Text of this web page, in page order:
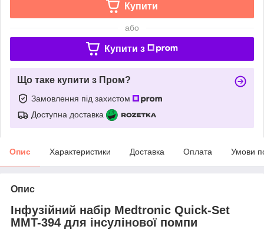
Купити
або
Купити з
Що таке купити з Пром?
Замовлення під захистом
Доступна доставка
Опис Характеристики Доставка Оплата Умови
Опис
Інфузійний набір Medtronic Quick-Set
MMT-394 для інсулінової помпи